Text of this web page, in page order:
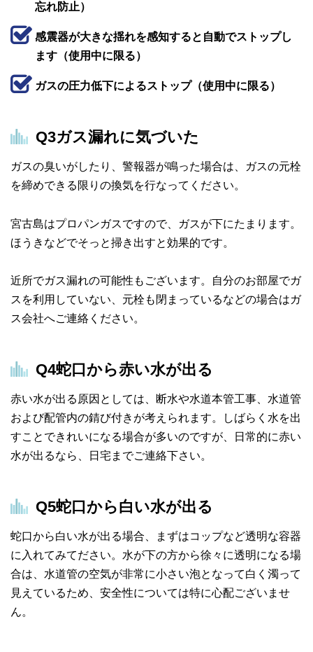
忘れ防止）
感震器が大きな揺れを感知すると自動でストップし
ます（使用中に限る）
ガスの圧力低下によるストップ（使用中に限る）
Q3ガス漏れに気づいた
ガスの臭いがしたり、警報器が鳴った場合は、ガスの元栓
を締めできる限りの換気を行なってください。
宮古島はプロパンガスですので、ガスが下にたまります。
ほうきなどでそっと掃き出すと効果的です。
近所でガス漏れの可能性もございます。自分のお部屋でガ
スを利用していない、元栓も閉まっているなどの場合はガ
ス会社へご連絡ください。
Q4蛇口から赤い水が出る
赤い水が出る原因としては、断水や水道本管工事、水道管
および配管内の錆び付きが考えられます。しばらく水を出
すことできれいになる場合が多いのですが、日常的に赤い
水が出るなら、日宅までご連絡下さい。
Q5蛇口から白い水が出る
蛇口から白い水が出る場合、まずはコップなど透明な容器
に入れてみてださい。水が下の方から徐々に透明になる場
合は、水道管の空気が非常に小さい泡となって白く濁って
見えているため、安全性については特に心配ございませ
ん。